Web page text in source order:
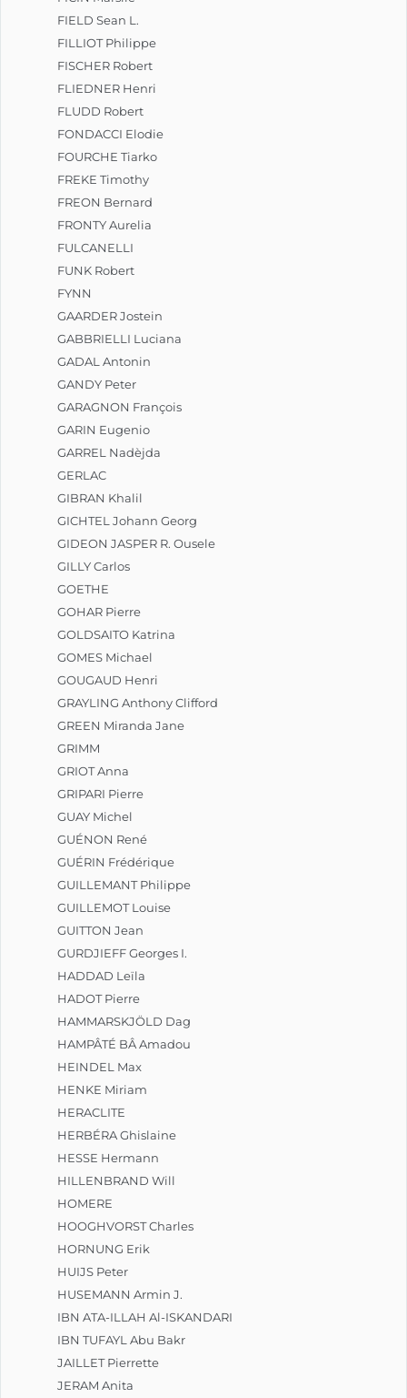
FIELD Sean L.
FILLIOT Philippe
FISCHER Robert
FLIEDNER Henri
FLUDD Robert
FONDACCI Elodie
FOURCHE Tiarko
FREKE Timothy
FREON Bernard
FRONTY Aurelia
FULCANELLI
FUNK Robert
FYNN
GAARDER Jostein
GABBRIELLI Luciana
GADAL Antonin
GANDY Peter
GARAGNON François
GARIN Eugenio
GARREL Nadèjda
GERLAC
GIBRAN Khalil
GICHTEL Johann Georg
GIDEON JASPER R. Ousele
GILLY Carlos
GOETHE
GOHAR Pierre
GOLDSAITO Katrina
GOMES Michael
GOUGAUD Henri
GRAYLING Anthony Clifford
GREEN Miranda Jane
GRIMM
GRIOT Anna
GRIPARI Pierre
GUAY Michel
GUÉNON René
GUÉRIN Frédérique
GUILLEMANT Philippe
GUILLEMOT Louise
GUITTON Jean
GURDJIEFF Georges I.
HADDAD Leïla
HADOT Pierre
HAMMARSKJÖLD Dag
HAMPÂTÉ BÂ Amadou
HEINDEL Max
HENKE Miriam
HERACLITE
HERBÉRA Ghislaine
HESSE Hermann
HILLENBRAND Will
HOMERE
HOOGHVORST Charles
HORNUNG Erik
HUIJS Peter
HUSEMANN Armin J.
IBN ATA-ILLAH Al-ISKANDARI
IBN TUFAYL Abu Bakr
JAILLET Pierrette
JERAM Anita